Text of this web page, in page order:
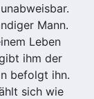
Mann.
Leben
ihm der
befolgt ihn.
sich wie